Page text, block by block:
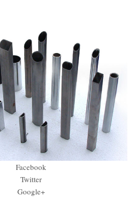
Facebook
Twitter
Google+